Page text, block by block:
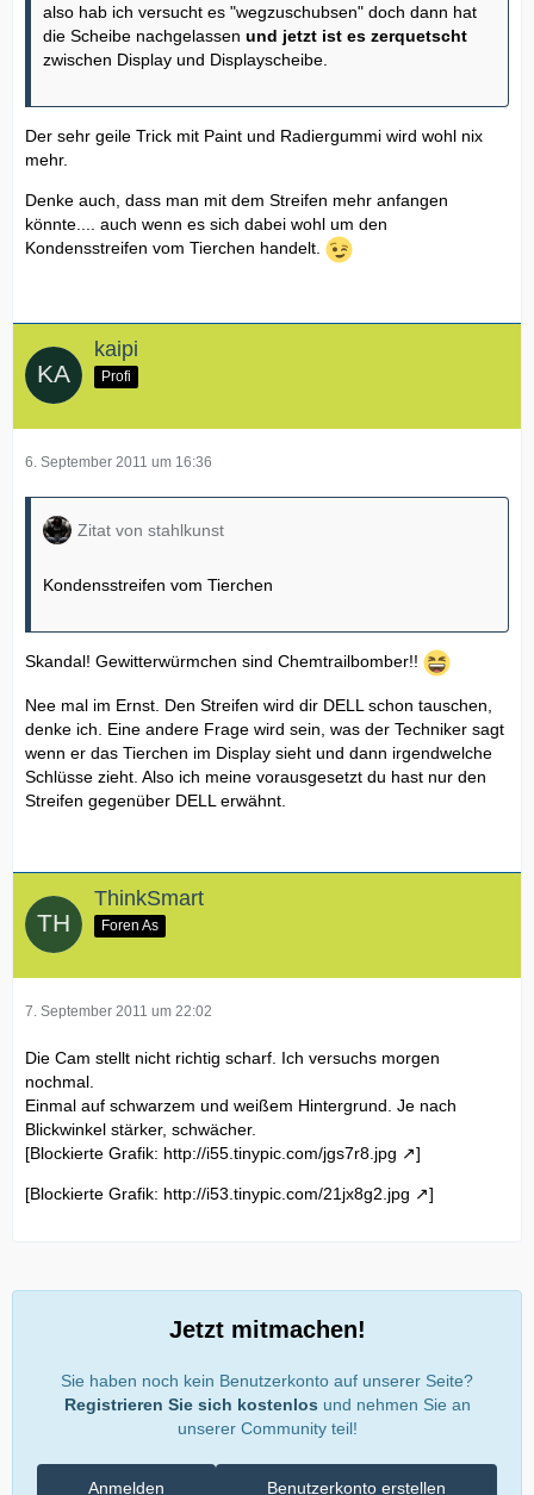
also hab ich versucht es "wegzuschubsen" doch dann hat
die Scheibe nachgelassen und jetzt ist es zerquetscht
zwischen Display und Displayscheibe.
Der sehr geile Trick mit Paint und Radiergummi wird wohl nix
mehr.
Denke auch, dass man mit dem Streifen mehr anfangen
könnte.... auch wenn es sich dabei wohl um den
Kondensstreifen vom Tierchen handelt.
kaipi
Profi
6. September 2011 um 16:36
Zitat von stahlkunst
Kondensstreifen vom Tierchen
Skandal! Gewitterwürmchen sind Chemtrailbomber!!
Nee mal im Ernst. Den Streifen wird dir DELL schon tauschen,
denke ich. Eine andere Frage wird sein, was der Techniker sagt
wenn er das Tierchen im Display sieht und dann irgendwelche
Schlüsse zieht. Also ich meine vorausgesetzt du hast nur den
Streifen gegenüber DELL erwähnt.
ThinkSmart
Foren As
7. September 2011 um 22:02
Die Cam stellt nicht richtig scharf. Ich versuchs morgen
nochmal.
Einmal auf schwarzem und weißem Hintergrund. Je nach
Blickwinkel stärker, schwächer.
[Blockierte Grafik: http://i55.tinypic.com/jgs7r8.jpg ]
[Blockierte Grafik: http://i53.tinypic.com/21jx8g2.jpg ]
Jetzt mitmachen!
Sie haben noch kein Benutzerkonto auf unserer Seite?
Registrieren Sie sich kostenlos und nehmen Sie an
unserer Community teil!
Benutzerkonto erstellen
Anmelden